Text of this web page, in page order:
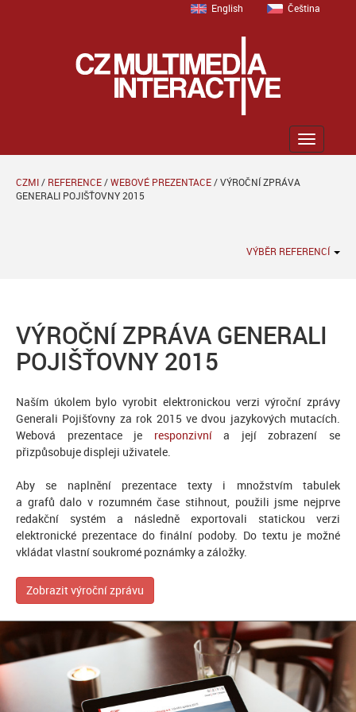
English Čeština
Zobrazit
menu
CZMI/ REFERENCE/WEBOVÉ PREZENTACE/VÝROČNÍ ZPRÁVA
GENERALI POJIŠŤOVNY 2015
VÝBĚR REFERENCÍ
VÝROČNÍ ZPRÁVA GENERALI
POJIŠŤOVNY 2015
Naším úkolem bylo vyrobit elektronickou verzi výroční zprávy
Generali Pojišťovny za rok 2015 ve dvou jazykových mutacích.
Webová prezentace je responzivnía její zobrazení se
přizpůsobuje displeji uživatele.
Aby se naplnění prezentace texty i množstvím tabulek
a grafů dalo v rozumném čase stihnout, použili jsme nejprve
redakční systém a následně exportovali statickou verzi
elektronické prezentace do finální podoby. Do textu je možné
vkládat vlastní soukromé poznámky a záložky.
Zobrazit výroční zprávu